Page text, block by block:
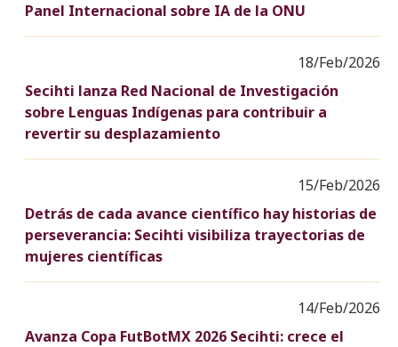
Panel Internacional sobre IA de la ONU
18/Feb/2026
Secihti lanza Red Nacional de Investigación
sobre Lenguas Indígenas para contribuir a
revertir su desplazamiento
15/Feb/2026
Detrás de cada avance científico hay historias de
perseverancia: Secihti visibiliza trayectorias de
mujeres científicas
14/Feb/2026
Avanza Copa FutBotMX 2026 Secihti: crece el